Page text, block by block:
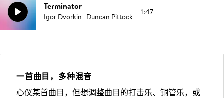
Terminator
Igor Dvorkin | Duncan Pittock 1:47
一首曲目，多种混音
心仪某首曲目，但想调整曲目的打击乐、铜管乐，或